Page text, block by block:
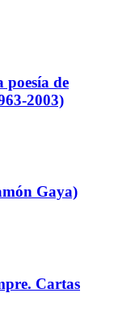
poesía de
2003)
Gaya)
Cartas